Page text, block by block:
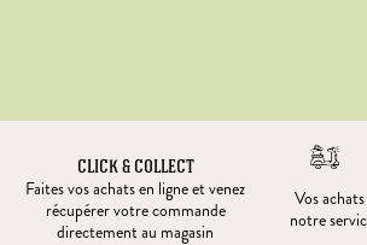
CLICK & COLLECT
Faites vos achats en ligne et venez
récupérer votre commande
directement au magasin
Vos
notre